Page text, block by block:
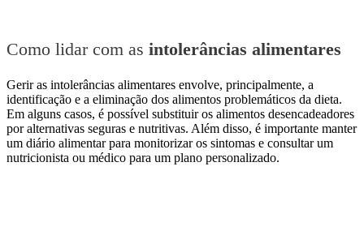
Como lidar com as intolerâncias alimentares
Gerir as intolerâncias alimentares envolve, principalmente, a
identificação e a eliminação dos alimentos problemáticos da dieta.
Em alguns casos, é possível substituir os alimentos desencadeadores
por alternativas seguras e nutritivas. Além disso, é importante manter
um diário alimentar para monitorizar os sintomas e consultar um
nutricionista ou médico para um plano personalizado.